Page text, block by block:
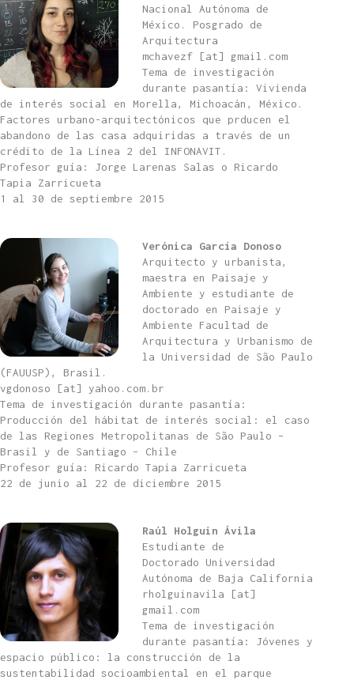
Nacional Autónoma de
México. Posgrado de
Arquitectura
mchavezf [at] gmail.com
Tema de investigación
durante pasantía: Vivienda
de interés social en Morella, Michoacán, México.
Factores urbano-arquitectónicos que prducen el
abandono de las casa adquiridas a través de un
crédito de la Línea 2 del INFONAVIT.
Profesor guía: Jorge Larenas Salas o Ricardo
Tapia Zarricueta
1 al 30 de septiembre 2015
Verónica García Donoso
Arquitecto y urbanista,
maestra en Paisaje y
Ambiente y estudiante de
doctorado en Paisaje y
Ambiente Facultad de
Arquitectura y Urbanismo de
la Universidad de São Paulo
(FAUUSP), Brasil.
vgdonoso [at] yahoo.com.br
Tema de investigación durante pasantía:
Producción del hábitat de interés social: el caso
de las Regiones Metropolitanas de São Paulo –
Brasil y de Santiago – Chile
Profesor guía: Ricardo Tapia Zarricueta
22 de junio al 22 de diciembre 2015
Raúl Holguin Ávila
Estudiante de
Doctorado Universidad
Autónoma de Baja California
rholguinavila [at]
gmail.com
Tema de investigación
durante pasantía: Jóvenes y
espacio público: la construcción de la
sustentabilidad socioambiental en el parque